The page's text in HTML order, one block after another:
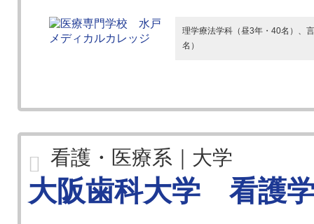
理学療法学科（昼3年・40名）、
名）
看護・医療系｜大学
大阪歯科大学 看護